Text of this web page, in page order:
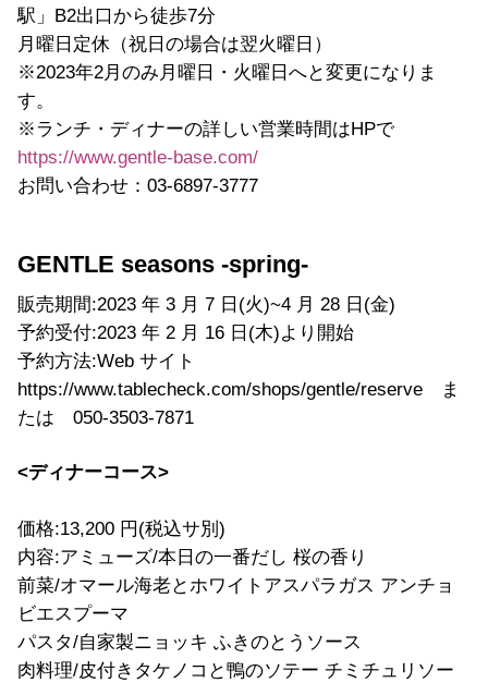
駅」B2出口から徒歩7分
月曜日定休（祝日の場合は翌火曜日）
※2023年2月のみ月曜日・火曜日へと変更になりま
す。
※ランチ・ディナーの詳しい営業時間はHPで
https://www.gentle-base.com/
お問い合わせ：03-6897-3777
GENTLE seasons -spring-
販売期間:2023 年 3 月 7 日(火)~4 月 28 日(金)
予約受付:2023 年 2 月 16 日(木)より開始
予約方法:Web サイト
https://www.tablecheck.com/shops/gentle/reserve ま
たは 050-3503-7871
<ディナーコース>
価格:13,200 円(税込サ別)
内容:アミューズ/本日の一番だし 桜の香り
前菜/オマール海老とホワイトアスパラガス アンチョ
ビエスプーマ
パスタ/自家製ニョッキ ふきのとうソース
肉料理/皮付きタケノコと鴨のソテー チミチュリソー